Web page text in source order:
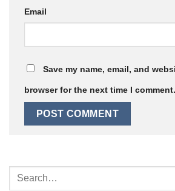
Email
Save my name, email, and
browser for the next time I comment.